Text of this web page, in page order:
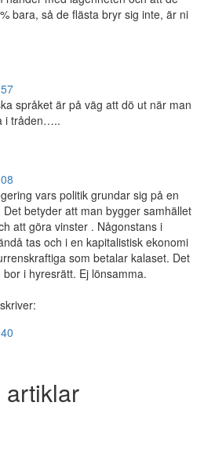
bara, så de flästa bryr sig inte, är ni
språket är på väg att dö ut när man
i tråden…..
vars politik grundar sig på en
betyder att man bygger samhället
att göra vinster . Någonstans i
tas och i en kapitalistisk ekonomi
som betalar kalaset. Det
i hyresrätt. Ej lönsamma.
skriver:
artiklar